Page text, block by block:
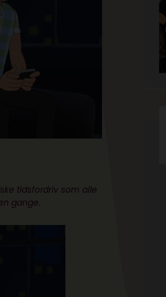
tidsfordriv som alle
gange.